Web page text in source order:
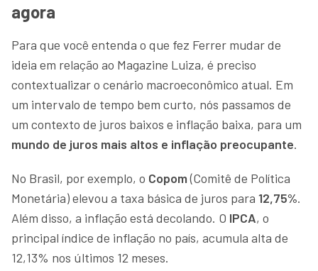
agora
Para que você entenda o que fez Ferrer mudar de
ideia em relação ao Magazine Luiza, é preciso
contextualizar o cenário macroeconômico atual. Em
um intervalo de tempo bem curto, nós passamos de
um contexto de juros baixos e inflação baixa, para um
mundo de juros mais altos e inflação preocupante.
No Brasil, por exemplo, o Copom(Comitê de Política
Monetária) elevou a taxa básica de juros para 12,75%.
Além disso, a inflação está decolando. O IPCA, o
principal índice de inflação no país, acumula alta de
12,13% nos últimos 12 meses.